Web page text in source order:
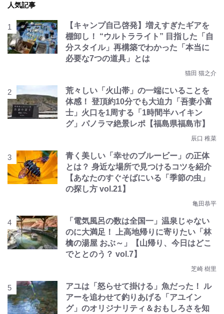
人気記事
【キャンプ自己啓発】増えすぎたギアを
棚卸し！ “ウルトラライト” 目指した「自
分スタイル」再構築でわかった「本当に
必要な7つの道具」とは
猫田 猫之介
荒々しい「火山帯」の一端にいることを
体感！ 登頂約10分でも大迫力「吾妻小富
士」火口を1周する「1時間半ハイキン
グ」パノラマ絶景レポ【福島県福島市】
辰口 稚菜
青く美しい「幸せのブルービー」の正体
とは？ 身近な場所で見つけるコツを紹介
【あなたのすぐそばにいる「季節の虫」
の探し方 vol.21】
亀田恭平
「電気風呂の数は全国一」温泉じゃない
のに大満足！ 上高地帰りに寄りたい「林
檎の湯屋 おぶ～」【山帰り、今日はどこ
でととのう？ vol.7】
芝崎 樹里
アユは「怒らせて掛ける」魚だった！ ル
アーを追わせて釣りあげる「アユイン
グ」のオリジナリティ＆おもしろさを知